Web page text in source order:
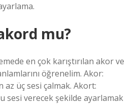
mu?
en çok karıştırılan akor ve
öğrenelim. Akor:
az üç sesi çalmak. Akort:
sesi verecek şekilde ayarlamak